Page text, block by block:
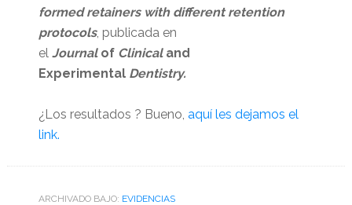
formed retainers with different retention
protocols, publicada en
el Journalof Clinicaland
Experimental Dentistry.
¿Los resultados ? Bueno, aquí les dejamos el
link.
ARCHIVADO BAJO: EVIDENCIAS